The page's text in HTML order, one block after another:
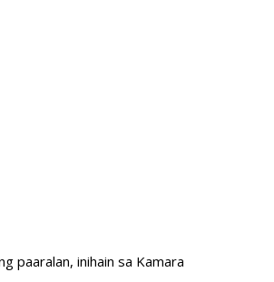
paaralan, inihain sa Kamara